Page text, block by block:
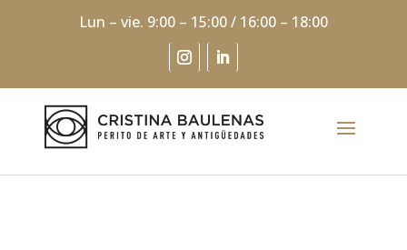
Lun – vie. 9:00 – 15:00 / 16:00 – 18:00